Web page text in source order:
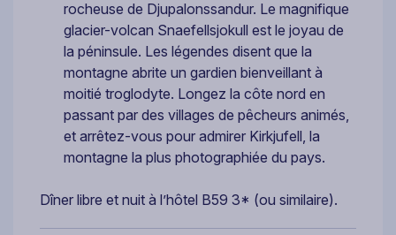
rocheuse de Djupalonssandur. Le magnifique
glacier-volcan Snaefellsjokull est le joyau de
la péninsule. Les légendes disent que la
montagne abrite un gardien bienveillant à
moitié troglodyte. Longez la côte nord en
passant par des villages de pêcheurs animés,
et arrêtez-vous pour admirer Kirkjufell, la
montagne la plus photographiée du pays.
Dîner libre et nuit à l’hôtel B59 3* (ou similaire).